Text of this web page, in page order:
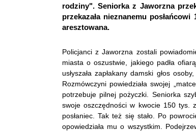
rodziny". Seniorka z Jaworzna
przekazała nieznanemu
aresztowana.
Policjanci z Jaworzna zostali
miasta o oszustwie, jakiego padła
usłyszała zapłakany damski głos
Rozmówczyni powiedziała swojej
potrzebuje pilnej pożyczki. Seniorka
swoje oszczędności w kwocie 150 tys.
posłaniec. Tak też się stało. Po
opowiedziała mu o wszystkim.